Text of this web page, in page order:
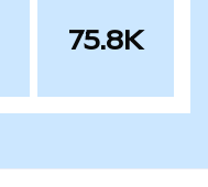
75.8K